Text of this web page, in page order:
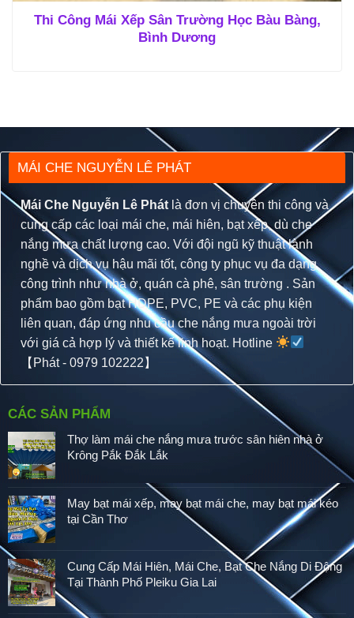
Thi Công Mái Xếp Sân Trường Học Bàu Bàng,
Bình Dương
MÁI CHE NGUYỄN LÊ PHÁT
Mái Che Nguyễn Lê Phátlà đơn vị chuyên thi công và
cung cấp các loại mái che, mái hiên, bạt xếp, dù che
nắng mưa chất lượng cao. Với đội ngũ kỹ thuật lành
nghề và dịch vụ hậu mãi tốt, công ty phục vụ đa dạng
công trình như nhà ở, quán cà phê, sân trường . Sản
phẩm bao gồm bạt HDPE, PVC, PE và các phụ kiện
liên quan, đáp ứng nhu cầu che nắng mưa ngoài trời
với giá cả hợp lý và thiết kế linh hoạt. Hotline
【Phát - 0979 102222】
CÁC SẢN PHẨM
Thợ làm mái che nắng mưa trước sân hiên nhà ở
Krông Pắk Đắk Lắk
May bạt mái xếp, may bạt mái che, may bạt mái kéo
tại Cần Thơ
Cung Cấp Mái Hiên, Mái Che, Bạt Che Nắng Di Động
Tại Thành Phố Pleiku Gia Lai